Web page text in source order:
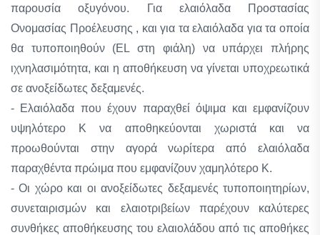
παρουσία οξυγόνου. Για ελαιόλαδα Προστασίας
Ονομασίας Προέλευσης , και για τα ελαιόλαδα για τα οποία
θα τυποποιηθούν (EL στη φιάλη) να υπάρχει πλήρης
ιχνηλασιμότητα, και η αποθήκευση να γίνεται υποχρεωτικά
σε ανοξείδωτες δεξαμενές.
- Ελαιόλαδα που έχουν παραχθεί όψιμα και εμφανίζουν
υψηλότερο Κ να αποθηκεύονται χωριστά και να
προωθούνται στην αγορά νωρίτερα από ελαιόλαδα
παραχθέντα πρώιμα που εμφανίζουν χαμηλότερο Κ.
- Οι χώρο και οι ανοξείδωτες δεξαμενές τυποποιητηρίων,
συνεταιρισμών και ελαιοτριβείων παρέχουν καλύτερες
συνθήκες αποθήκευσης του ελαιολάδου από τις αποθήκες